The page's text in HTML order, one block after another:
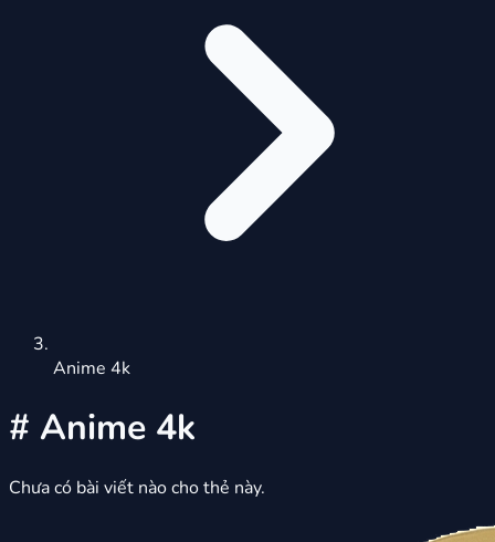
Anime 4k
# Anime 4k
Chưa có bài viết nào cho thẻ này.